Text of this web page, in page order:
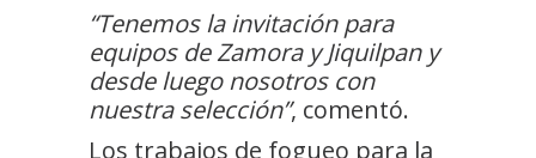
“Tenemos la invitación para
equipos de Zamora y Jiquilpan y
desde luego nosotros con
nuestra selección”, comentó.
Los trabajos de fogueo para la